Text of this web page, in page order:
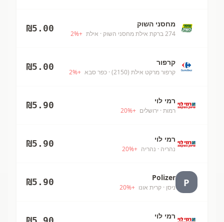
מחסני השוק
274 ברקת אילת מחסני השוק · אילת +
2%
₪5.00
קרפור
קרפור מרקט אילת (2150) · כפר סבא +
2%
₪5.00
רמי לוי
רמות · ירושלים +
20%
₪5.90
רמי לוי
נהריה · נהריה +
20%
₪5.90
P
Polizer
ניסן · קרית אונו +
20%
₪5.90
רמי לוי